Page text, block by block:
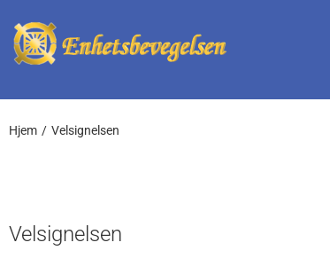
Hjem Velsignelsen
Velsignelsen